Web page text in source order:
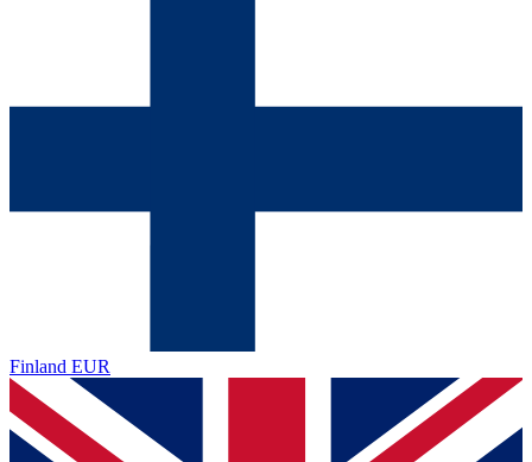
Finland EUR